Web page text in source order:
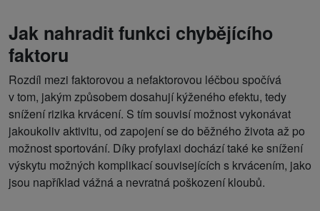
Jak nahradit funkci chybějícího
faktoru
Rozdíl mezi faktorovou a nefaktorovou léčbou spočívá
v tom, jakým způsobem dosahují kýženého efektu, tedy
snížení rizika krvácení. S tím souvisí možnost vykonávat
jakoukoliv aktivitu, od zapojení se do běžného života až po
možnost sportování. Díky profylaxi dochází také ke snížení
výskytu možných komplikací souvisejících s krvácením, jako
jsou například vážná a nevratná poškození kloubů.